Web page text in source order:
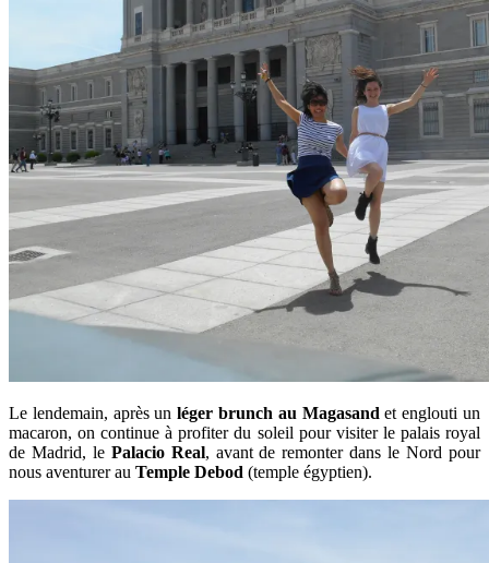
Le lendemain, après unléger brunch au Magasand et englouti un
macaron, on continue à profiter du soleil pour visiter le palais royal
de Madrid, le Palacio Real, avant de remonter dans le Nord pour
nous aventurer au Temple Debod (temple égyptien).